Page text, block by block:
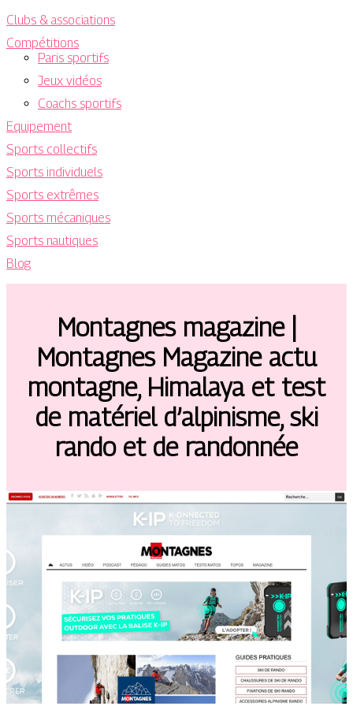
Clubs & associations
Compétitions
Paris sportifs
Jeux vidéos
Coachs sportifs
Equipement
Sports collectifs
Sports individuels
Sports extrêmes
Sports mécaniques
Sports nautiques
Blog
Montagnes magazine |
Montagnes Magazine actu
montagne, Himalaya et test
de matériel d’alpinisme, ski
rando et de randonnée